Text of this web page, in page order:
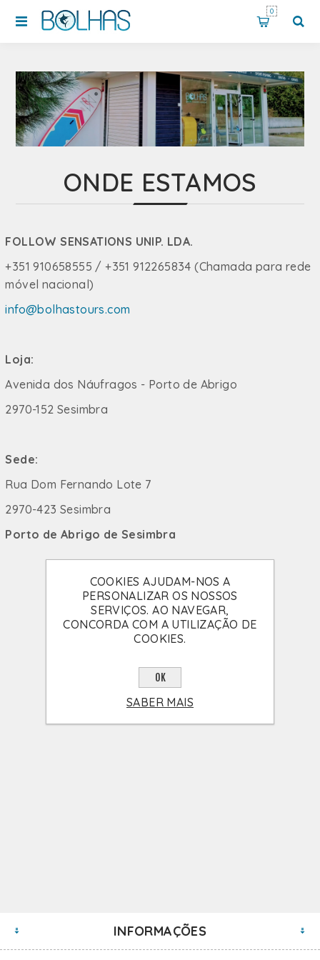
0
ONDE ESTAMOS
FOLLOW SENSATIONS UNIP. LDA.
+351 910658555 / +351 912265834 (Chamada para rede
móvel nacional)
info@bolhastours.com
Loja:
Avenida dos Náufragos - Porto de Abrigo
2970-152 Sesimbra
Sede:
Rua Dom Fernando Lote 7
2970-423 Sesimbra
Porto de Abrigo de Sesimbra
INFORMAÇÕES
COOKIES AJUDAM-NOS A
PERSONALIZAR OS NOSSOS
SERVIÇOS. AO NAVEGAR,
CONCORDA COM A UTILIZAÇÃO DE
COOKIES.
OK
SABER MAIS